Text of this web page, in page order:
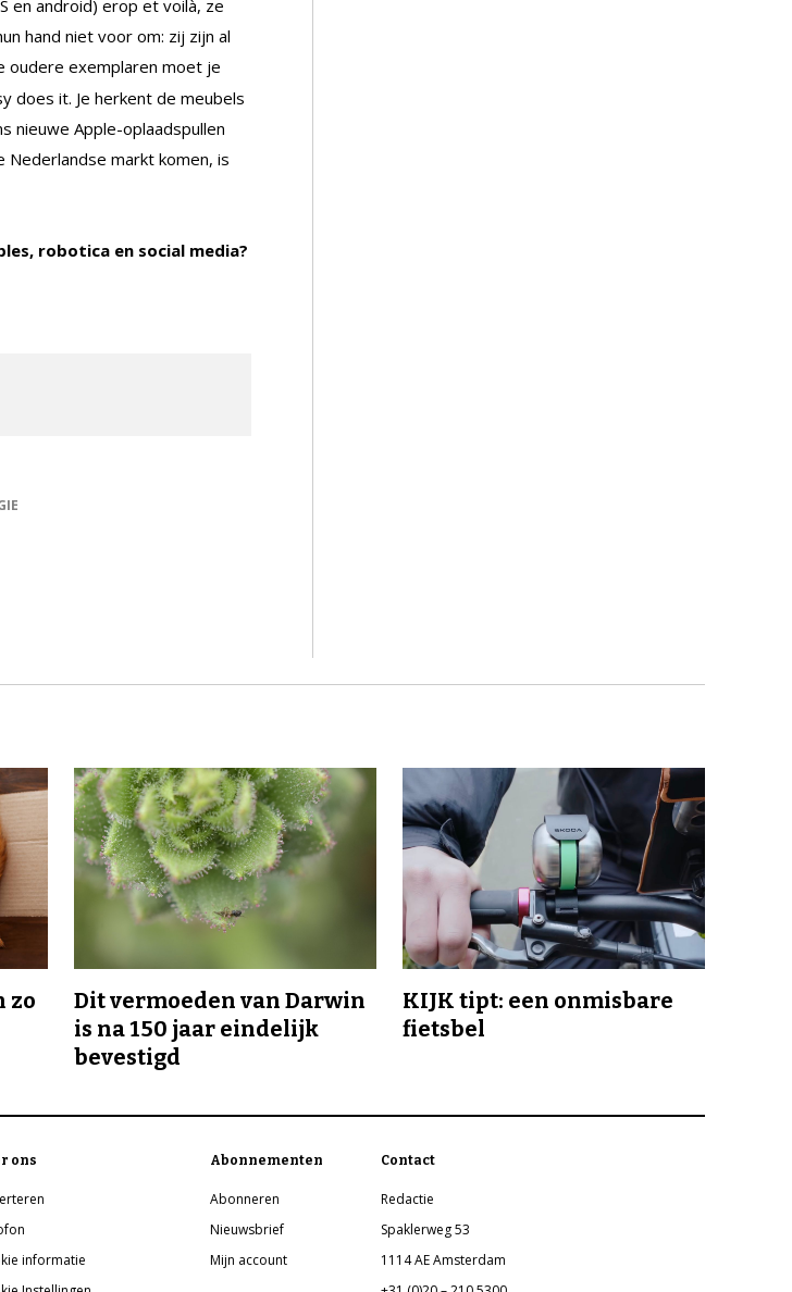
en android) erop et voilà, ze
hand niet voor om: zij zijn al
oudere exemplaren moet je
does it. Je herkent de meubels
nieuwe Apple-oplaadspullen
markt komen, is
robotica en social media?
zo
Dit vermoeden van Darwin
is na 150 jaar eindelijk
bevestigd
KIJK tipt: een onmisbare
fietsbel
ons
informatie
Abonnementen
Abonneren
Nieuwsbrief
Mijn account
Contact
Redactie
Spaklerweg 53
1114 AE Amsterdam